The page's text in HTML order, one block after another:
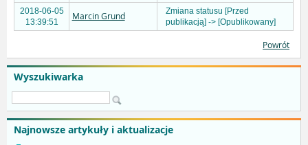
Wyszukiwarka
Najnowsze artykuły i aktualizacje
2018-06-05
13:39:51
Marcin Grund
Zmiana statusu [Przed
publikacją] -> [Opublikowany]
Powrót